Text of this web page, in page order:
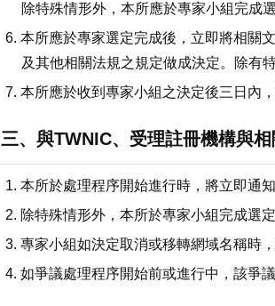
除特殊情形外，本所應於專家小組完成
6. 本所應於專家選定完成後，立即將相關
及其他相關法規之規定做成決定。除有
7. 本所應於收到專家小組之決定後三日內
三、與TWNIC、受理註冊機構與
1. 本所於處理程序開始進行時，將立即通
2. 除特殊情形外，本所於專家小組完成選
3. 專家小組如決定取消或移轉網域名稱時
4. 如爭議處理程序開始前或進行中，該爭